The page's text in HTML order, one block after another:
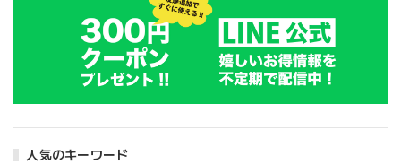
人気のキーワード